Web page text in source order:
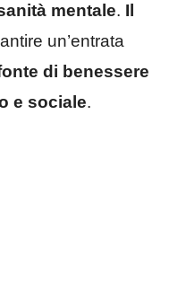
mentale. Il
un’entrata
di benessere
e sociale.